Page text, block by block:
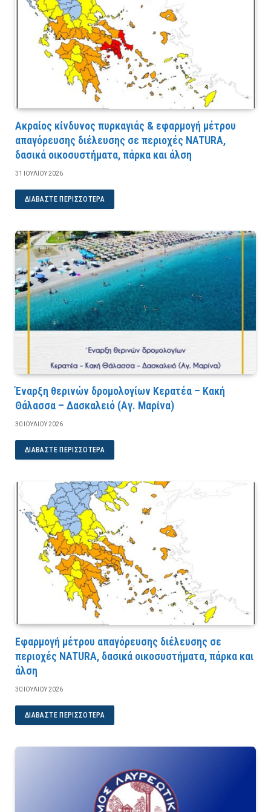
Ακραίος κίνδυνος πυρκαγιάς & εφαρμογή μέτρου
απαγόρευσης διέλευσης σε περιοχές NATURA,
δασικά οικοσυστήματα, πάρκα και άλση
31 ΙΟΥΛΊΟΥ 2026
ΔΙΑΒΆΣΤΕ ΠΕΡΙΣΣΌΤΕΡΑ
Έναρξη θερινών δρομολογίων Κερατέα – Κακή
Θάλασσα – Δασκαλειό (Αγ. Μαρίνα)
30 ΙΟΥΛΊΟΥ 2026
ΔΙΑΒΆΣΤΕ ΠΕΡΙΣΣΌΤΕΡΑ
Εφαρμογή μέτρου απαγόρευσης διέλευσης σε
περιοχές NATURA, δασικά οικοσυστήματα, πάρκα και
άλση
30 ΙΟΥΛΊΟΥ 2026
ΔΙΑΒΆΣΤΕ ΠΕΡΙΣΣΌΤΕΡΑ